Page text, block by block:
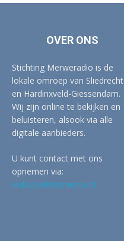
OVER ONS
Stichting Merweradio is de
lokale omroep van Sliedrecht
en Hardinxveld-Giessendam.
Wij zijn online te bekijken en
beluisteren, alsook via alle
digitale aanbieders.
U kunt contact met ons
opnemen via:
redactie@merwertv.nl